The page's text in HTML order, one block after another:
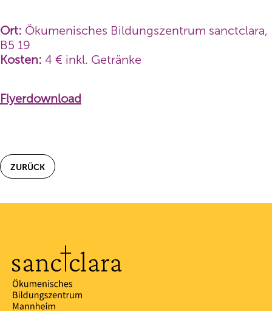
Ort: Ökumenisches Bildungszentrum sanctclara,
B5 19
Kosten: 4 € inkl. Getränke
Flyerdownload
ZURÜCK